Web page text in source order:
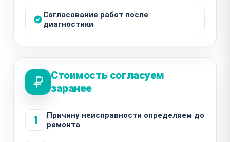
Согласование работ после
диагностики
Стоимость согласуем
заранее
1
Причину неисправности определяем до
ремонта